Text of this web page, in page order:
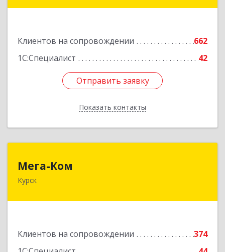
Клиентов на сопровождении
662
1С:Специалист
42
Отправить заявку
Показать контакты
Отправить заявку
Назад
Мега-Ком
Курск
Клиентов на сопровождении
374
305001, Курская обл, Курск г, Красной Армии ул,